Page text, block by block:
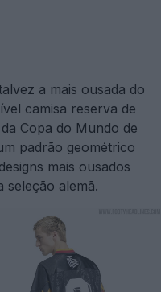
a mais ousada do
camisa reserva de
Copa do Mundo de
padrão geométrico
mais ousados
seleção alemã.